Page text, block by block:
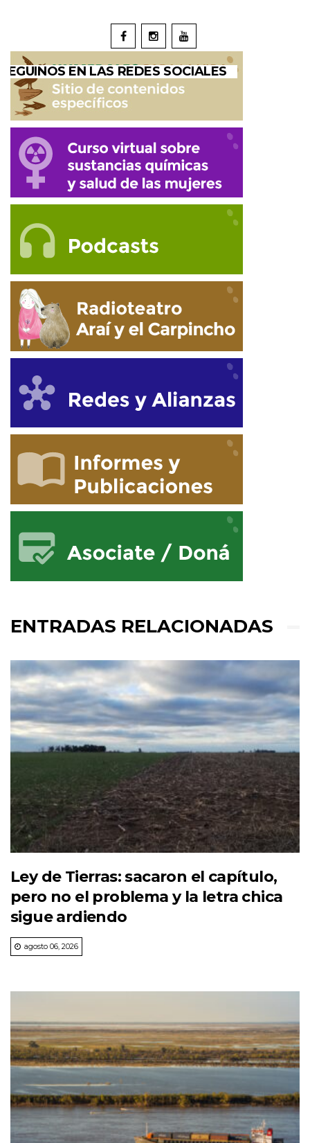
SEGUINOS EN LAS REDES SOCIALES
ENTRADAS RELACIONADAS
Ley de Tierras: sacaron el capítulo,
pero no el problema y la letra chica
sigue ardiendo
agosto 06, 2026